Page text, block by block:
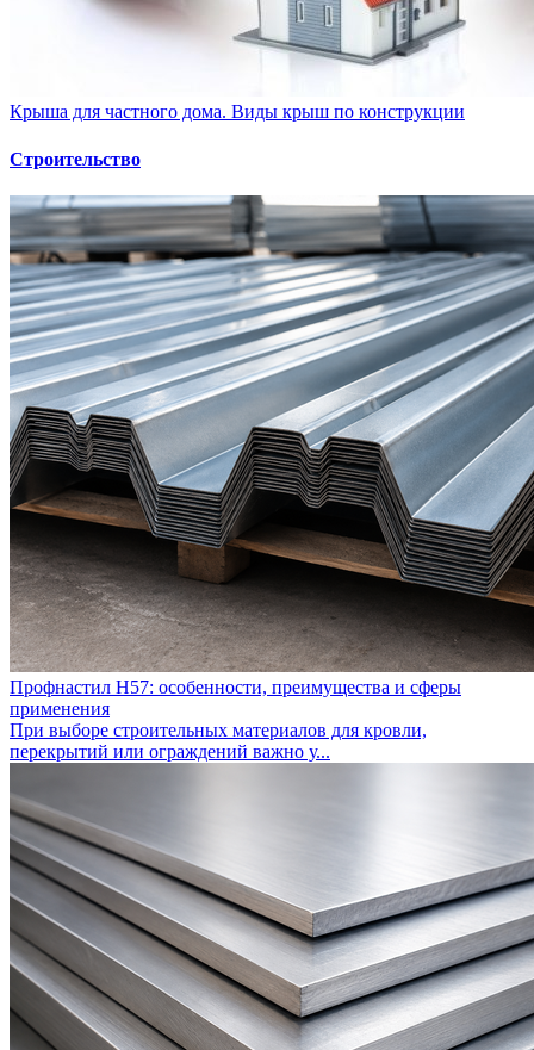
Крыша для частного дома. Виды крыш по конструкции
Строительство
Профнастил Н57: особенности, преимущества и сферы
применения
При выборе строительных материалов для кровли,
перекрытий или ограждений важно у...